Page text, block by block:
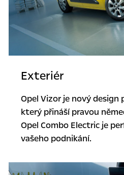
Exteriér
Opel Vizor je nový design
který přináší pravou
Opel Combo Electric je
vašeho podnikání.